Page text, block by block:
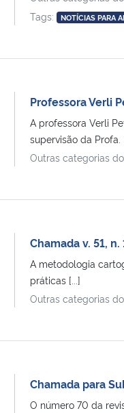
Tags:
NOTÍCIAS PARA
Professora Verli
A professora Verli
supervisão da Profa.
Outras categorias
Chamada v. 51,
A metodologia
práticas [...]
Outras categorias
Chamada para
O número 70 da